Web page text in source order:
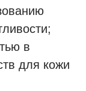
в
для кожи